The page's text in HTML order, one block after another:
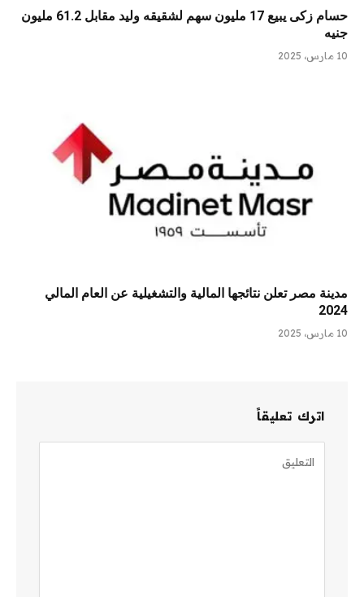
حسام زكى يبيع 17 مليون سهم لشقيقه وليد مقابل 61.2 مليون
جنيه
10 مارس، 2025
مدينة مصر تعلن نتائجها المالية والتشغيلية عن العام المالي
2024
10 مارس، 2025
اترك تعليقاً